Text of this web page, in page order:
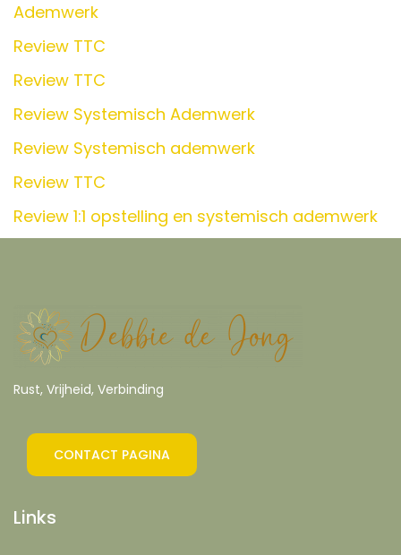
Ademwerk
Review TTC
Review TTC
Review Systemisch Ademwerk
Review Systemisch ademwerk
Review TTC
Review 1:1 opstelling en systemisch ademwerk
Rust, Vrijheid, Verbinding
CONTACT PAGINA
Links